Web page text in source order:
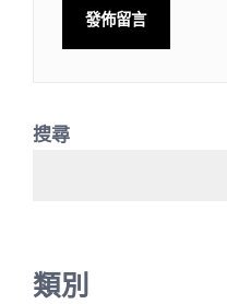
搜尋
類別